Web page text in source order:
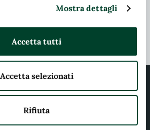
Mostra dettagli
Accetta tutti
Accetta selezionati
Rifiuta
Terni